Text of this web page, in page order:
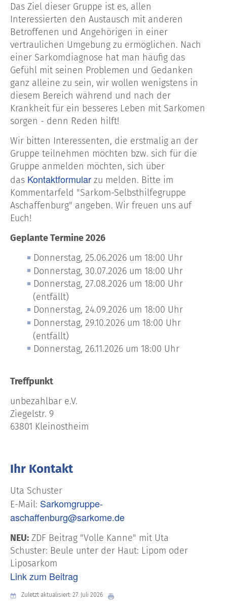
Das Ziel dieser Gruppe ist es, allen
Interessierten den Austausch mit anderen
Betroffenen und Angehörigen in einer
vertraulichen Umgebung zu ermöglichen. Nach
einer Sarkomdiagnose hat man häufig das
Gefühl mit seinen Problemen und Gedanken
ganz alleine zu sein, wir wollen wenigstens in
diesem Bereich während und nach der
Krankheit für ein besseres Leben mit Sarkomen
sorgen - denn Reden hilft!
Wir bitten Interessenten, die erstmalig an der
Gruppe teilnehmen möchten bzw. sich für die
Gruppe anmelden möchten, sich über
das Kontaktformular zu melden. Bitte im
Kommentarfeld "Sarkom-Selbsthilfegruppe
Aschaffenburg" angeben. Wir freuen uns auf
Euch!
Geplante Termine 2026
Donnerstag, 25.06.2026 um 18:00 Uhr
Donnerstag, 30.07.2026 um 18:00 Uhr
Donnerstag, 27.08.2026 um 18:00 Uhr
(entfällt)
Donnerstag, 24.09.2026 um 18:00 Uhr
Donnerstag, 29.10.2026 um 18:00 Uhr
(entfällt)
Donnerstag, 26.11.2026 um 18:00 Uhr
Treffpunkt
unbezahlbar e.V.
Ziegelstr. 9
63801 Kleinostheim
Ihr Kontakt
Uta Schuster
E-Mail: Sarkomgruppe-
aschaffenburg@sarkome.de
NEU: ZDF Beitrag "Volle Kanne" mit Uta
Schuster: Beule unter der Haut: Lipom oder
Liposarkom
Link zum Beitrag
Zuletzt aktualisiert: 27. Juli 2026